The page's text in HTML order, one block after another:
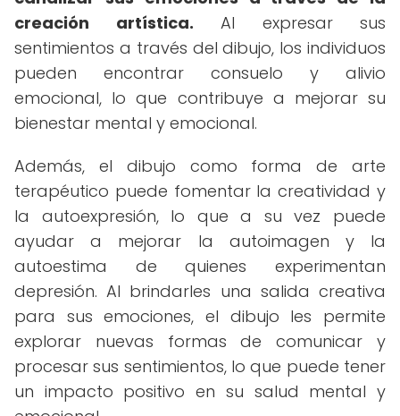
creación artística. Al expresar sus
sentimientos a través del dibujo, los individuos
pueden encontrar consuelo y alivio
emocional, lo que contribuye a mejorar su
bienestar mental y emocional.
Además, el dibujo como forma de arte
terapéutico puede fomentar la creatividad y
la autoexpresión, lo que a su vez puede
ayudar a mejorar la autoimagen y la
autoestima de quienes experimentan
depresión. Al brindarles una salida creativa
para sus emociones, el dibujo les permite
explorar nuevas formas de comunicar y
procesar sus sentimientos, lo que puede tener
un impacto positivo en su salud mental y